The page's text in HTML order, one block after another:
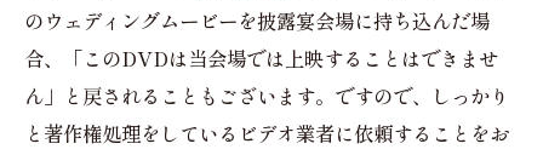
のウェディングムービーを披露宴会場に持ち込んだ場
合、「このDVDは当会場では上映することはできませ
ん」と戻されることもございます。ですので、しっかり
と著作権処理をしているビデオ業者に依頼することをお